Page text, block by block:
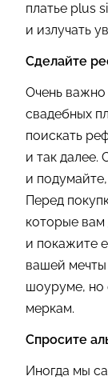
платье plus
и излучать
Сделайте
Очень важно
свадебных
поискать
и так далее.
и
Перед
которые вам
и покажите
вашей
шоуруме, но
меркам.
Спросите
Иногда мы